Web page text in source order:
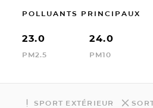
POLLUANTS PRINCIPAUX
23.0
PM2.5
24.0
PM10
SPORT EXTÉRIEUR